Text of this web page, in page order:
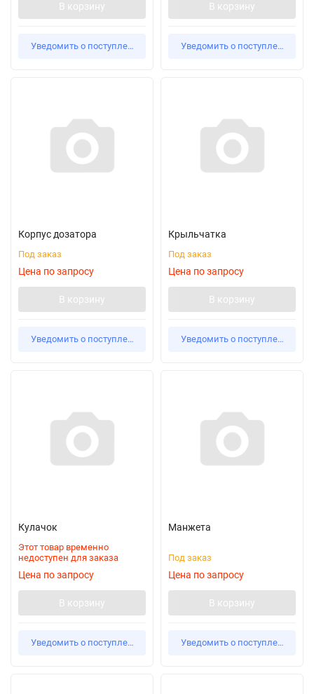
В корзину
Уведомить о поступлении
В корзину
Уведомить о поступлении
Корпус дозатора
Под заказ
Цена по запросу
В корзину
Уведомить о поступлении
Крыльчатка
Под заказ
Цена по запросу
В корзину
Уведомить о поступлении
Кулачок
Этот товар временно
недоступен для заказа
Цена по запросу
В корзину
Уведомить о поступлении
Манжета
Под заказ
Цена по запросу
В корзину
Уведомить о поступлении